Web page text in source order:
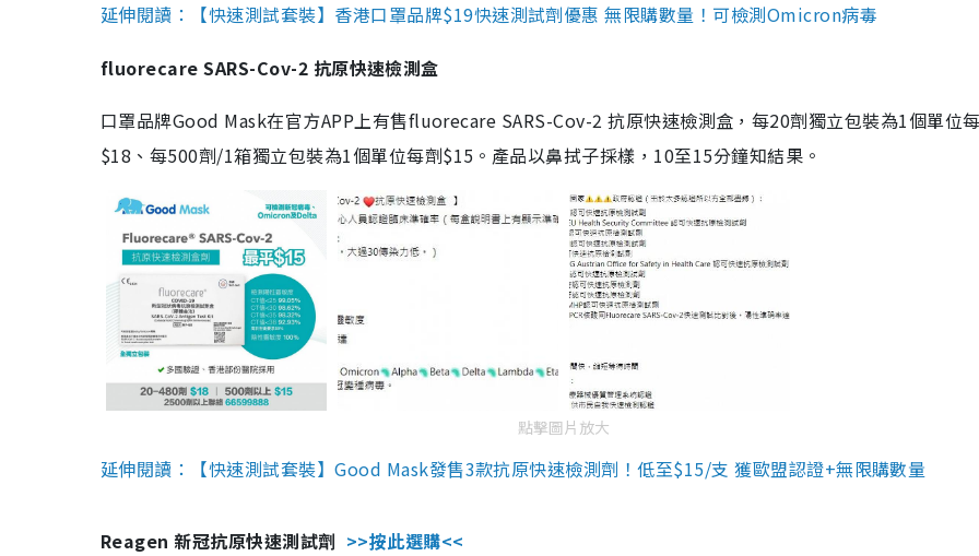
延伸閱讀：【快速測試套裝】香港口罩品牌$19快速測試劑優惠 無限購數量！可檢測Omicron病毒
fluorecare SARS-Cov-2 抗原快速檢測盒
口罩品牌Good Mask在官方APP上有售fluorecare SARS-Cov-2 抗原快速檢測盒，每20劑獨立包裝為1個單位
$18、每500劑/1箱獨立包裝為1個單位每劑$15。產品以鼻拭子採樣，10至15分鐘知結果。
點擊圖片放大
延伸閱讀：【快速測試套裝】Good Mask發售3款抗原快速檢測劑！低至$15/支 獲歐盟認證+無限購數量
Reagen 新冠抗原快速測試劑 >>按此選購<<